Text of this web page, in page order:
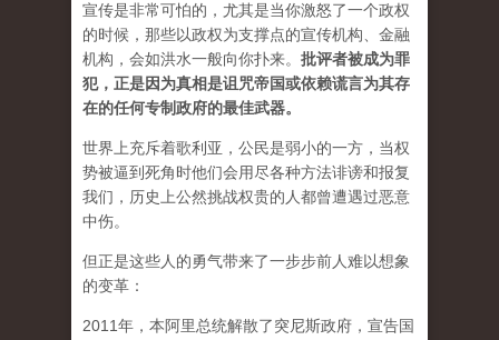
宣传是非常可怕的，尤其是当你激怒了一个政权
的时候，那些以政权为支撑点的宣传机构、金融
机构，会如洪水一般向你扑来。 批评者被成为罪
犯，正是因为真相是诅咒帝国或依赖谎言为其存
在的任何专制政府的最佳武器。
世界上充斥着歌利亚，公民是弱小的一方，当权
势被逼到死角时他们会用尽各种方法诽谤和报复
我们，历史上公然挑战权贵的人都曾遭遇过恶意
中伤。
但正是这些人的勇气带来了一步步前人难以想象
的变革：
2011年，本阿里总统解散了突尼斯政府，宣告国